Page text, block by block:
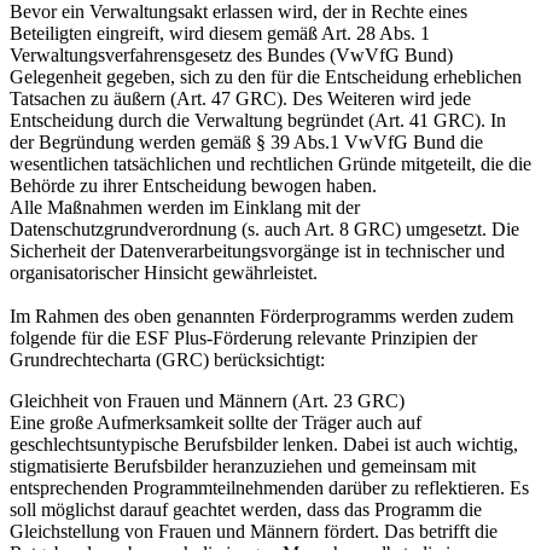
Bevor ein Verwaltungsakt erlassen wird, der in Rechte eines
Beteiligten eingreift, wird diesem gemäß Art. 28 Abs. 1
Verwaltungsverfahrensgesetz des Bundes (VwVfG Bund)
Gelegenheit gegeben, sich zu den für die Entscheidung erheblichen
Tatsachen zu äußern (Art. 47 GRC). Des Weiteren wird jede
Entscheidung durch die Verwaltung begründet (Art. 41 GRC). In
der Begründung werden gemäß § 39 Abs.1 VwVfG Bund die
wesentlichen tatsächlichen und rechtlichen Gründe mitgeteilt, die die
Behörde zu ihrer Entscheidung bewogen haben.
Alle Maßnahmen werden im Einklang mit der
Datenschutzgrundverordnung (s. auch Art. 8 GRC) umgesetzt. Die
Sicherheit der Datenverarbeitungsvorgänge ist in technischer und
organisatorischer Hinsicht gewährleistet.
Im Rahmen des oben genannten Förderprogramms werden zudem
folgende für die ESF Plus-Förderung relevante Prinzipien der
Grundrechtecharta (GRC) berücksichtigt:
Gleichheit von Frauen und Männern (Art. 23 GRC)
Eine große Aufmerksamkeit sollte der Träger auch auf
geschlechtsuntypische Berufsbilder lenken. Dabei ist auch wichtig,
stigmatisierte Berufsbilder heranzuziehen und gemeinsam mit
entsprechenden Programmteilnehmenden darüber zu reflektieren. Es
soll möglichst darauf geachtet werden, dass das Programm die
Gleichstellung von Frauen und Männern fördert. Das betrifft die